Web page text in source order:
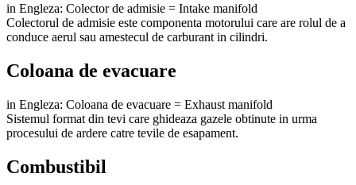
in Engleza: Colector de admisie = Intake manifold
Colectorul de admisie este componenta motorului care are rolul de a
conduce aerul sau amestecul de carburant in cilindri.
Coloana de evacuare
in Engleza: Coloana de evacuare = Exhaust manifold
Sistemul format din tevi care ghideaza gazele obtinute in urma
procesului de ardere catre tevile de esapament.
Combustibil